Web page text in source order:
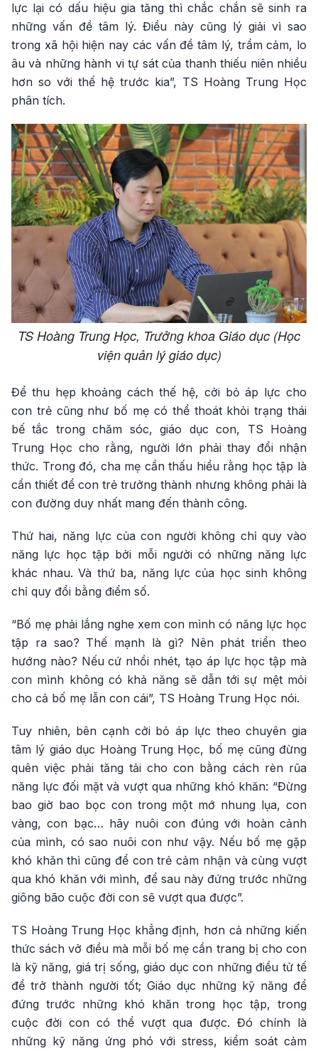
lực lại có dấu hiệu gia tăng thì chắc chắn sẽ sinh ra
những vấn đề tâm lý. Điều này cũng lý giải vì sao
trong xã hội hiện nay các vấn đề tâm lý, trầm cảm, lo
âu và những hành vi tự sát của thanh thiếu niên nhiều
hơn so với thế hệ trước kia”, TS Hoàng Trung Học
phân tích.
TS Hoàng Trung Học, Trưởng khoa Giáo dục (Học
viện quản lý giáo dục)
Để thu hẹp khoảng cách thế hệ, cởi bỏ áp lực cho
con trẻ cũng như bố mẹ có thể thoát khỏi trạng thái
bế tắc trong chăm sóc, giáo dục con, TS Hoàng
Trung Học cho rằng, người lớn phải thay đổi nhận
thức. Trong đó, cha mẹ cần thấu hiểu rằng học tập là
cần thiết để con trẻ trưởng thành nhưng không phải là
con đường duy nhất mang đến thành công.
Thứ hai, năng lực của con người không chỉ quy vào
năng lực học tập bởi mỗi người có những năng lực
khác nhau. Và thứ ba, năng lực của học sinh không
chỉ quy đổi bằng điểm số.
“Bố mẹ phải lắng nghe xem con mình có năng lực học
tập ra sao? Thế mạnh là gì? Nên phát triển theo
hướng nào? Nếu cứ nhồi nhét, tạo áp lực học tập mà
con mình không có khả năng sẽ dẫn tới sự mệt mỏi
cho cả bố mẹ lẫn con cái”, TS Hoàng Trung Học nói.
Tuy nhiên, bên cạnh cởi bỏ áp lực theo chuyên gia
tâm lý giáo dục Hoàng Trung Học, bố mẹ cũng đừng
quên việc phải tăng tải cho con bằng cách rèn rũa
năng lực đối mặt và vượt qua những khó khăn: “Đừng
bao giờ bao bọc con trong một mớ nhung lụa, con
vàng, con bạc… hãy nuôi con đúng với hoàn cảnh
của mình, có sao nuôi con như vậy. Nếu bố mẹ gặp
khó khăn thì cũng để con trẻ cảm nhận và cùng vượt
qua khó khăn với mình, để sau này đứng trước những
giông bão cuộc đời con sẽ vượt qua được”.
TS Hoàng Trung Học khẳng định, hơn cả những kiến
thức sách vở điều mà mỗi bố mẹ cần trang bị cho con
là kỹ năng, giá trị sống, giáo dục con những điều tử tế
để trở thành người tốt; Giáo dục những kỹ năng để
đứng trước những khó khăn trong học tập, trong
cuộc đời con có thể vượt qua được. Đó chính là
những kỹ năng ứng phó với stress, kiểm soát cảm